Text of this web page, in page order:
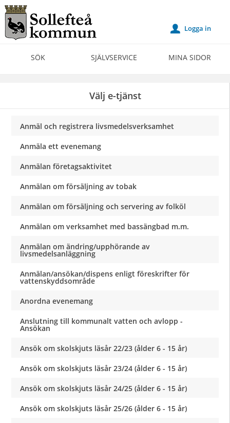
Välkommen
till
Självservice
Sollefteå
SÖK SJÄLVSERVICE MINA SIDOR
u Logga in
Välj e-tjänst
Anmäl och registrera livsmedelsverksamhet
Anmäla ett evenemang
Anmälan företagsaktivitet
Anmälan om försäljning av tobak
Anmälan om försäljning och servering av folköl
Anmälan om verksamhet med bassängbad m.m.
Anmälan om ändring/upphörande av
livsmedelsanläggning
Anmälan/ansökan/dispens enligt föreskrifter för
vattenskyddsområde
Anordna evenemang
Anslutning till kommunalt vatten och avlopp -
Ansökan
Ansök om skolskjuts läsår 22/23 (ålder 6 - 15 år)
Ansök om skolskjuts läsår 23/24 (ålder 6 - 15 år)
Ansök om skolskjuts läsår 24/25 (ålder 6 - 15 år)
Ansök om skolskjuts läsår 25/26 (ålder 6 - 15 år)